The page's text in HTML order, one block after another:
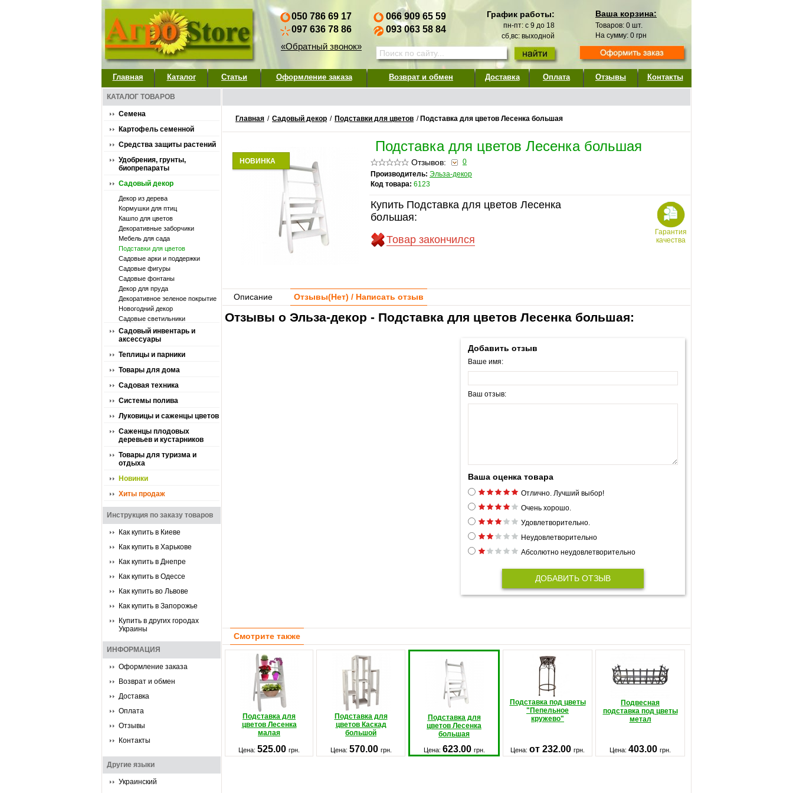
050 786 69 17
097 636 78 86
«Обратный звонок»
066 909 65 59
093 063 58 84
График работы:
пн-пт: с 9 до 18
сб,вс: выходной
Ваша корзина:
Товаров: 0 шт.
На сумму: 0 грн
Главная Каталог Статьи Оформление заказа Возврат и обмен Доставка Оплата Отзывы Контакты
КАТАЛОГ ТОВАРОВ
Семена
Картофель семенной
Средства защиты растений
Удобрения, грунты,
биопрепараты
Садовый декор
Декор из дерева
Кормушки для птиц
Кашпо для цветов
Декоративные заборчики
Мебель для сада
Подставки для цветов
Садовые арки и поддержки
Садовые фигуры
Садовые фонтаны
Декор для пруда
Декоративное зеленое покрытие
Новогодний декор
Садовые светильники
Садовый инвентарь и
аксессуары
Теплицы и парники
Товары для дома
Садовая техника
Системы полива
Луковицы и саженцы цветов
Саженцы плодовых
деревьев и кустарников
Товары для туризма и
отдыха
Новинки
Хиты продаж
Инструкция по заказу товаров
Как купить в Киеве
Как купить в Харькове
Как купить в Днепре
Как купить в Одессе
Как купить во Львове
Как купить в Запорожье
Купить в других городах
Украины
ИНФОРМАЦИЯ
Оформление заказа
Возврат и обмен
Доставка
Оплата
Отзывы
Контакты
Другие языки
Украинский
Главная / Садовый декор / Подставки для цветов / Подставка для цветов Лесенка большая
НОВИНКА
Подставка для цветов Лесенка большая
Отзывов:
0
Производитель: Эльза-декор
Код товара: 6123
Купить Подставка для цветов Лесенка
большая:
Товар закончился
Гарантия
качества
Описание Отзывы(Нет) / Написать отзыв
Отзывы о Эльза-декор - Подставка для цветов Лесенка большая:
Добавить отзыв
Ваше имя:
Ваш отзыв:
Ваша оценка товара
Отлично. Лучший выбор!
Очень хорошо.
Удовлетворительно.
Неудовлетворительно
Абсолютно неудовлетворительно
ДОБАВИТЬ ОТЗЫВ
Смотрите также
Подставка для
цветов Лесенка
малая
Подставка для
цветов Каскад
большой
Подставка для
цветов Лесенка
большая
Подставка под цветы
"Пепельное
кружево"
Подвесная
подставка под цветы
метал
Цена: 525.00 грн. Цена: 570.00 грн. Цена: 623.00 грн. Цена: от 232.00 грн. Цена: 403.00 грн.